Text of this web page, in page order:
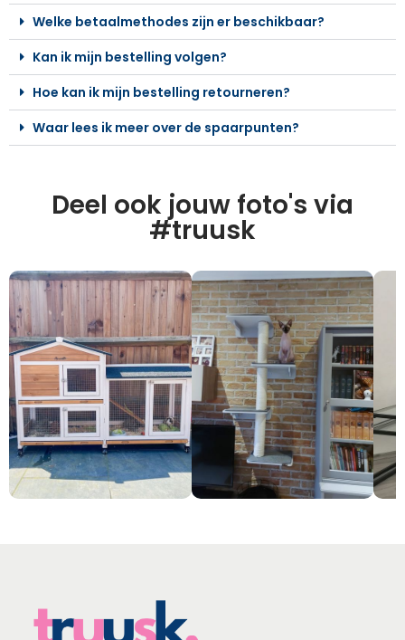
Welke betaalmethodes zijn er beschikbaar?
Kan ik mijn bestelling volgen?
Hoe kan ik mijn bestelling retourneren?
Waar lees ik meer over de spaarpunten?
Deel ook jouw foto's via
#truusk